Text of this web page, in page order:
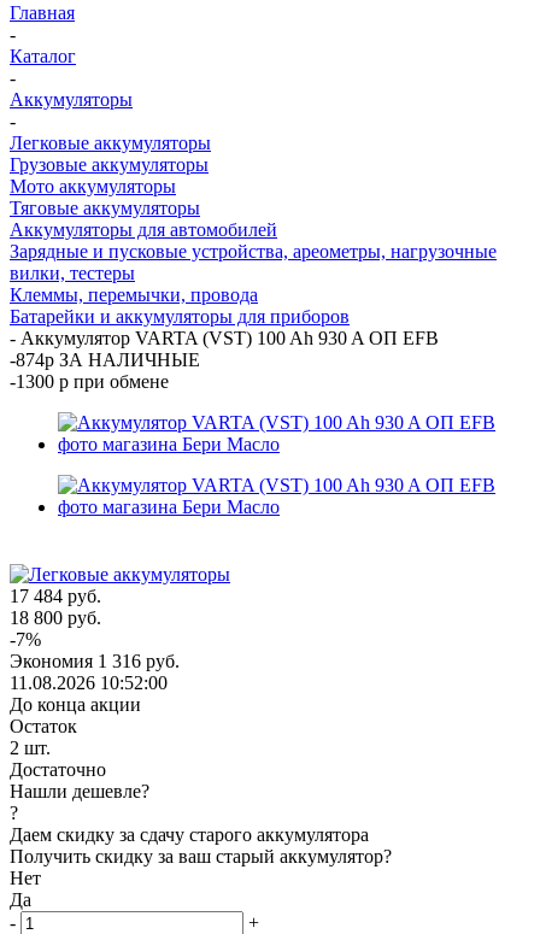
Главная
-
Каталог
-
Аккумуляторы
-
Легковые аккумуляторы
Грузовые аккумуляторы
Мото аккумуляторы
Тяговые аккумуляторы
Аккумуляторы для автомобилей
Зарядные и пусковые устройства, ареометры, нагрузочные
вилки, тестеры
Клеммы, перемычки, провода
Батарейки и аккумуляторы для приборов
- Аккумулятор VARTA (VST) 100 Ah 930 A ОП EFB
-874р ЗА НАЛИЧНЫЕ
-1300 р при обмене
17 484 руб.
18 800 руб.
-7%
Экономия 1 316 руб.
11.08.2026 10:52:00
До конца акции
Остаток
2 шт.
Достаточно
Нашли дешевле?
?
Даем скидку за сдачу старого аккумулятора
Получить скидку за ваш старый аккумулятор?
Нет
Да
-
+